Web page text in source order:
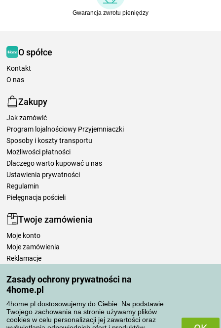
Zasady ochrony prywatności na
4home.pl
4home.pl dostosowujemy do Ciebie. Na podstawie
Twojego zachowania na stronie używamy plików
cookies w celu personalizacji jej zawartości oraz
Gwarancja zwrotu pieniędzy
O spółce
Kontakt
O nas
Zakupy
Jak zamówić
Program lojalnościowy Przyjemniaczki
Sposoby i koszty transportu
Możliwości płatności
Dlaczego warto kupować u nas
Ustawienia prywatności
Regulamin
Pielęgnacja pościeli
Twoje zamówienia
Moje konto
Moje zamówienia
Reklamacje
Zasady przetwarzania recenzji
Sposoby transportu